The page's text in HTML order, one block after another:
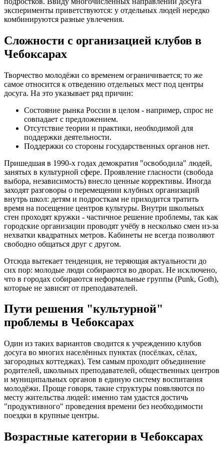
эксперименты приветствуются: у отдельных людей нередко
комбинируются разные увлечения.
Сложности с организацией клубов в
Чебоксарах
Творчество молодёжи со временем ограничивается; то же
самое относится к отведению отдельных мест под центры
досуга. На это указывает ряд причин:
Состояние рынка России в целом - например, спрос не
совпадает с предложением.
Отсутствие теории и практики, необходимой для
поддержки деятельности.
Поддержки со стороны государственных органов нет.
Пришедшая в 1990-х годах демократия "освободила" людей,
занятых в культурной сфере. Проявление гласности (свобода
выбора, независимость) внесло ценные коррективы. Иногда
заходят разговоры о перемещении клубных организаций
внутрь школ: детям и подросткам не приходится тратить
время на посещение центров культуры. Внутри школьных
стен проходят кружки - частичное решение проблемы, так как
городские организации проводят учёбу в несколько смен из-за
нехватки квадратных метров. Кабинеты не всегда позволяют
свободно общаться друг с другом.
Отсюда вытекает тенденция, не теряющая актуальности до
сих пор: молодые люди собираются во дворах. Не исключено,
что в городах собираются неформальные группы (Punk, Goth),
которые не зависят от преподавателей.
Пути решения "культурной"
проблемы в Чебоксарах
Один из таких вариантов сводится к учреждению клубов
досуга во многих населённых пунктах (посёлках, сёлах,
загородных коттеджах). Тем самым проходит объединение
родителей, школьных преподавателей, общественных центров
и муниципальных органов в единую систему воспитания
молодёжи. Проще говоря, такие структуры появляются по
месту жительства людей: именно там удастся достичь
"продуктивного" проведения времени без необходимости
поездки в крупные центры.
Возрастные категории в Чебоксарах